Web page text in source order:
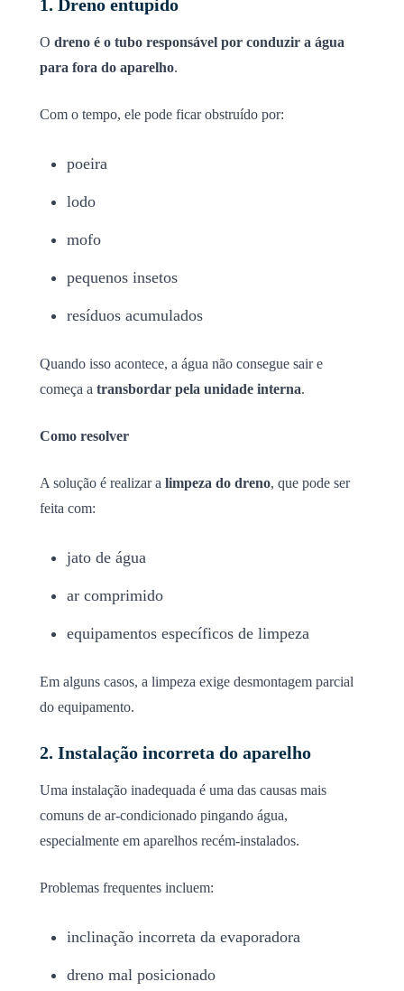
1. Dreno entupido
O dreno é o tubo responsável por conduzir a água
para fora do aparelho.
Com o tempo, ele pode ficar obstruído por:
poeira
lodo
mofo
pequenos insetos
resíduos acumulados
Quando isso acontece, a água não consegue sair e
começa a transbordar pela unidade interna.
Como resolver
A solução é realizar a limpeza do dreno, que pode ser
feita com:
jato de água
ar comprimido
equipamentos específicos de limpeza
Em alguns casos, a limpeza exige desmontagem parcial
do equipamento.
2. Instalação incorreta do aparelho
Uma instalação inadequada é uma das causas mais
comuns de ar-condicionado pingando água,
especialmente em aparelhos recém-instalados.
Problemas frequentes incluem:
inclinação incorreta da evaporadora
dreno mal posicionado